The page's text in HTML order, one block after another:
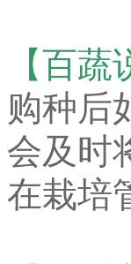
【百蔬
购种后
会及时
在栽培